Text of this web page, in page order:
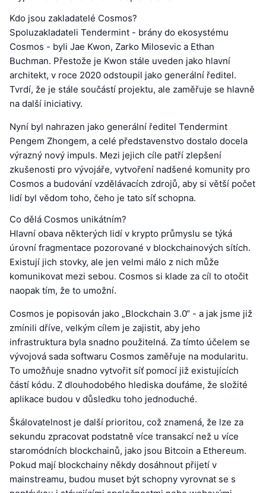
Kdo jsou zakladatelé Cosmos?
Spoluzakladateli Tendermint - brány do ekosystému
Cosmos - byli Jae Kwon, Zarko Milosevic a Ethan
Buchman. Přestože je Kwon stále uveden jako hlavní
architekt, v roce 2020 odstoupil jako generální ředitel.
Tvrdí, že je stále součástí projektu, ale zaměřuje se hlavně
na další iniciativy.
Nyní byl nahrazen jako generální ředitel Tendermint
Pengem Zhongem, a celé představenstvo dostalo docela
výrazný nový impuls. Mezi jejich cíle patří zlepšení
zkušenosti pro vývojáře, vytvoření nadšené komunity pro
Cosmos a budování vzdělávacích zdrojů, aby si větší počet
lidí byl vědom toho, čeho je tato síť schopna.
Co dělá Cosmos unikátním?
Hlavní obava některých lidí v krypto průmyslu se týká
úrovní fragmentace pozorované v blockchainových sítích.
Existují jich stovky, ale jen velmi málo z nich může
komunikovat mezi sebou. Cosmos si klade za cíl to otočit
naopak tím, že to umožní.
Cosmos je popisován jako „Blockchain 3.0“ - a jak jsme již
zmínili dříve, velkým cílem je zajistit, aby jeho
infrastruktura byla snadno použitelná. Za tímto účelem se
vývojová sada softwaru Cosmos zaměřuje na modularitu.
To umožňuje snadno vytvořit síť pomocí již existujících
částí kódu. Z dlouhodobého hlediska doufáme, že složité
aplikace budou v důsledku toho jednoduché.
Škálovatelnost je další prioritou, což znamená, že lze za
sekundu zpracovat podstatně více transakcí než u více
staromódních blockchainů, jako jsou Bitcoin a Ethereum.
Pokud mají blockchainy někdy dosáhnout přijetí v
mainstreamu, budou muset být schopny vyrovnat se s